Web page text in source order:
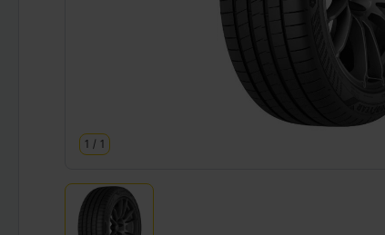
1 / 1